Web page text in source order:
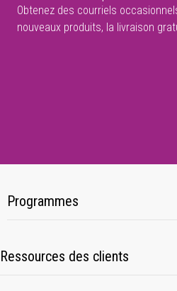
Obtenez des courriels
nouveaux produits, la livraison
Programmes
Ressources des clients